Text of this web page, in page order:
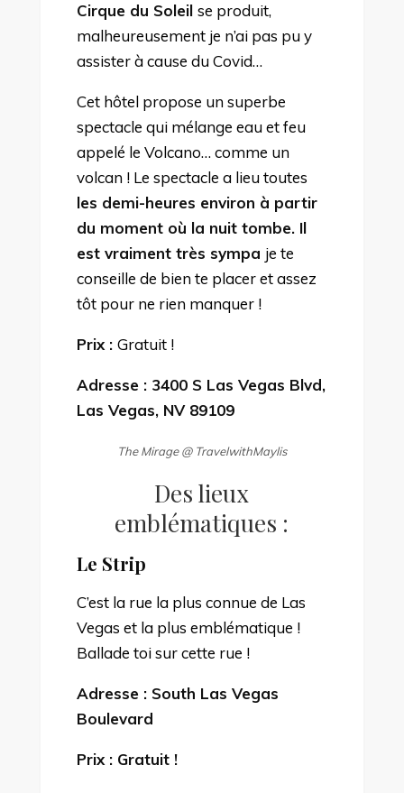
Cirque du Soleil se produit,
malheureusement je n’ai pas pu y
assister à cause du Covid…
Cet hôtel propose un superbe
spectacle qui mélange eau et feu
appelé le Volcano… comme un
volcan ! Le spectacle a lieu toutes
les demi-heures environ à partir
du moment où la nuit tombe. Il
est vraiment très sympa je te
conseille de bien te placer et assez
tôt pour ne rien manquer !
Prix : Gratuit !
Adresse : 3400 S Las Vegas Blvd,
Las Vegas, NV 89109
The Mirage @ TravelwithMaylis
Des lieux
emblématiques :
Le Strip
C’est la rue la plus connue de Las
Vegas et la plus emblématique !
Ballade toi sur cette rue !
Adresse : South Las Vegas
Boulevard
Prix : Gratuit !